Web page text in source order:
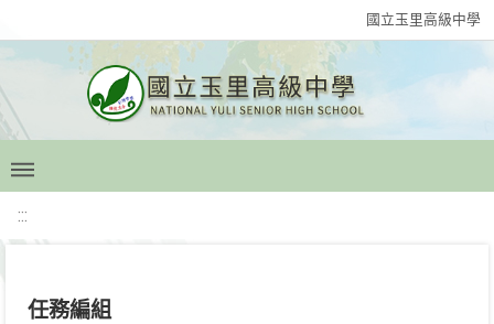
國立玉里高級中學
:::
任務編組